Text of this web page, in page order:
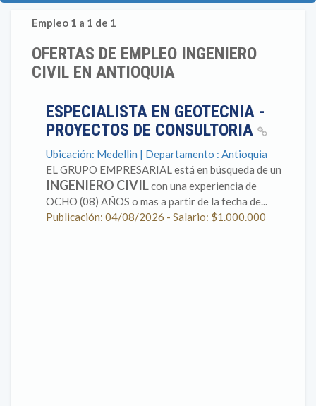
Empleo 1 a 1 de 1
OFERTAS DE EMPLEO INGENIERO
CIVIL EN ANTIOQUIA
ESPECIALISTA EN GEOTECNIA -
PROYECTOS DE CONSULTORIA
Ubicación: Medellin | Departamento : Antioquia
EL GRUPO EMPRESARIAL está en búsqueda de un
INGENIERO CIVILcon una experiencia de
OCHO (08) AÑOS o mas a partir de la fecha de...
Publicación: 04/08/2026 - Salario: $1.000.000